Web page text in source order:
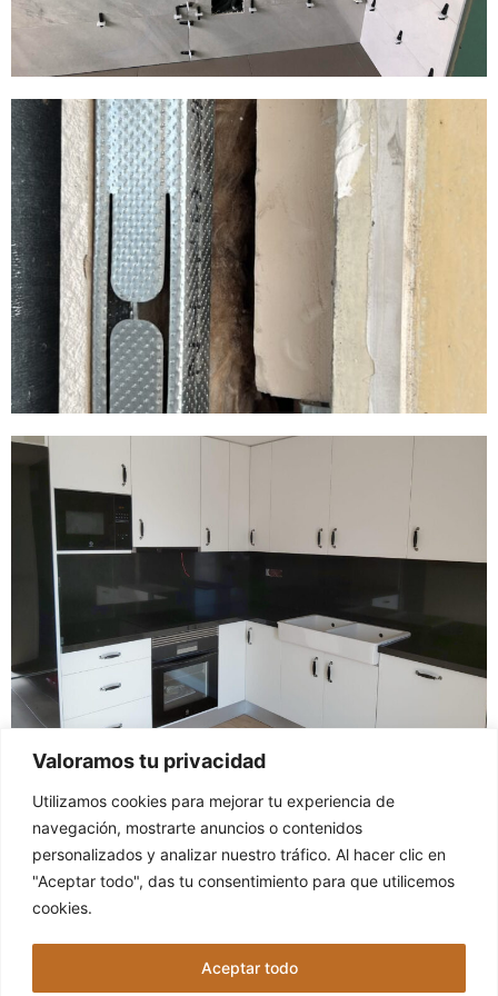
Valoramos tu privacidad
Utilizamos cookies para mejorar tu experiencia de
navegación, mostrarte anuncios o contenidos
personalizados y analizar nuestro tráfico. Al hacer clic en
"Aceptar todo", das tu consentimiento para que utilicemos
cookies.
Aceptar todo
Política de privacidad
Política de cookies